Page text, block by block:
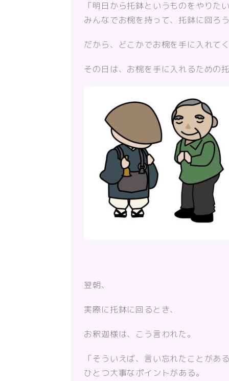
「明日から托鉢というものをやりたい
みんなでお椀を持って、托鉢に回ろう
だから、どこかでお椀を手に入れて
その日は、お椀を手に入れるための
翌朝、
実際に托鉢に回るとき、
お釈迦様は、こう言われた。
「そういえば、言い忘れたことがあ
ひとつ大事なポイントがある。